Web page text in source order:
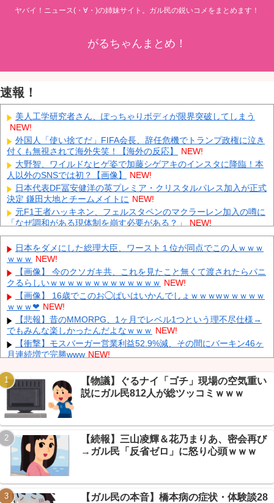
ヤバイ！ニュース(・∀・)の姉妹サイト。ガル民の鋭いコメをまとめます！
がるちゃんまとめ！
速報！
美人工学研究者さん、ぽっちゃりボディが限界突破してしまう
NEW!
外国人「使い捨てだ」FIFA会長、辞任危機でトランプ政権に泣き
付くも無視されて海外失笑！【海外の反応】
NEW!
大野智、ワイルドなヒゲ姿で加藤シゲアキのインスタに降臨！本
人以外のSNSでは初？【画像】
NEW!
日本代表DF冨安健洋の英プレミア・クリスタルパレス加入が正式
決定 鎌田大地とチームメイトに NEW!
元F1王者ハッキネン、フェルスタペンのマクラーレン加入の噂に
「なぜ調和がある現体制を崩す必要がある？」
NEW!
中国人のリウさん、新エネ車で国境越えたら遠隔操作で30時間ロ
ックされる！ NEW!
【平和宣言を非難】 ロシア外務省報道官「広島市長は『偽りの呪
文』繰り返している」 NEW!
K-POPアイドルの約半数が3年後には姿を消す…損益分岐点突破
は4％未満
NEW!
【鹿児島】 突然右折し路面電車と衝突 乗っていた男女3人は車を
放置しダッシュで逃走中 NEW!
KDDI、楽天への回線貸し出し終了へ 都市部で9月末に
Powered by livedoor 相互RSS
日本をダメにした総理大臣、ワースト１位が同点でこの人ｗｗｗ
ｗｗｗ NEW!
【画像】 今のクソガキ共、これを見たこと無くて渡されたらパニ
クるらしいｗｗｗｗｗｗｗｗｗｗｗｗｗ NEW!
【画像】 16歳でこのお◯ぱいはいかんでしょｗｗｗwｗｗｗｗｗ
ｗｗｗ❤ NEW!
【悲報】昔のMMORPG、1ヶ月でレベル1つという理不尽仕様→
でもみんな楽しかったんだよなｗｗｗ NEW!
【衝撃】モスバーガー営業利益52.9%減、その間にバーキン46ヶ
月連続増で完勝www NEW!
レ民は修羅場www
NEW!
彼氏が『この車』買おうとして私とケンカになってるんだけどｗ
ｗｗｗｗｗ NEW!
【画像】 まま「なんかプール入ってたら学生にめっちゃ見られた
w」 NEW!
【物議】カズレーザー「任意保険は強制にしろ」→なんG民「そ
れただの金持ち理論」と反論ｗｗｗ
【続報】ホロライブ『ホロドリ』、まさかのセルラン1位に返り
咲き→なんG民「覇権やん」ｗｗｗ
【物議】ぐるナイ「ゴチ」現場の空気重い
説にガル民812人が総ツッコミｗｗｗ
【続報】三山凌輝＆花乃まりあ、密会再び
→ガル民「反省ゼロ」に怒り心頭ｗｗｗ
【ガル民の本音】橋本病の症状・体験談28